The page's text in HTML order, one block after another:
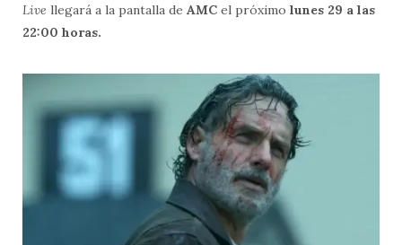
Live llegará a la pantalla de AMC el próximo lunes 29 a las
22:00 horas.